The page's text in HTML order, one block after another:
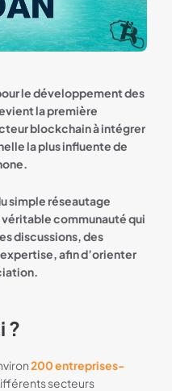
le développement des
la première
blockchain à intégrer
la plus influente de
simple réseautage
véritable communauté qui
discussions, des
afin d’orienter
?
200 entreprises-
secteurs